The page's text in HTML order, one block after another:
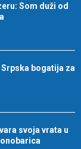
Som duži od
bogatija za
svoja vrata u